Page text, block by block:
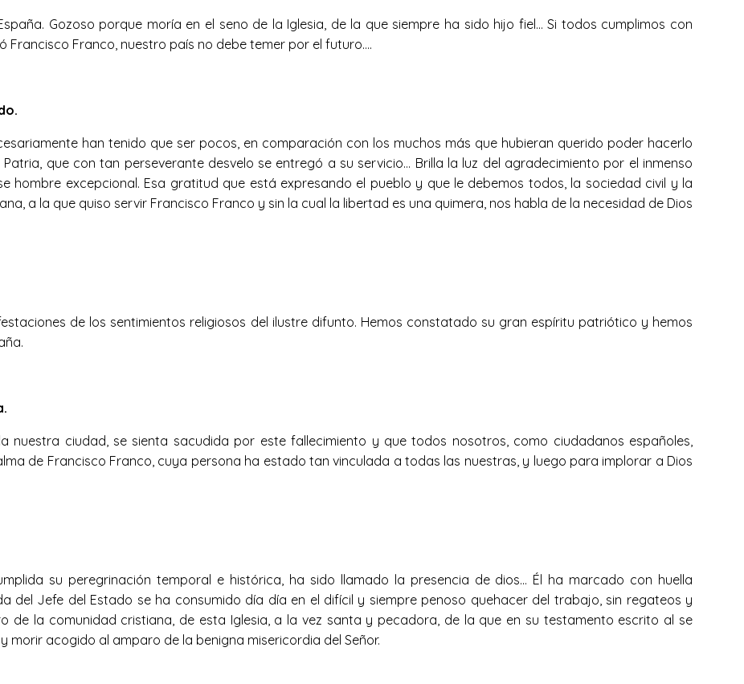
Gozoso porque moría en el seno de la Iglesia, de la que siempre ha sido hijo fiel… Si todos cumplimos con
Francisco Franco, nuestro país no debe temer por el futuro….
han tenido que ser pocos, en comparación con los muchos más que hubieran querido poder hacerlo
que con tan perseverante desvelo se entregó a su servicio… Brilla la luz del agradecimiento por el inmenso
hombre excepcional. Esa gratitud que está expresando el pueblo y que le debemos todos, la sociedad civil y la
a la que quiso servir Francisco Franco y sin la cual la libertad es una quimera, nos habla de la necesidad de Dios
de los sentimientos religiosos del ilustre difunto. Hemos constatado su gran espíritu patriótico y hemos
nuestra ciudad, se sienta sacudida por este fallecimiento y que todos nosotros, como ciudadanos españoles,
de Francisco Franco, cuya persona ha estado tan vinculada a todas las nuestras, y luego para implorar a Dios
su peregrinación temporal e histórica, ha sido llamado la presencia de dios… Él ha marcado con huella
del Jefe del Estado se ha consumido día día en el difícil y siempre penoso quehacer del trabajo, sin regateos y
de la comunidad cristiana, de esta Iglesia, a la vez santa y pecadora, de la que en su testamento escrito al se
morir acogido al amparo de la benigna misericordia del Señor.